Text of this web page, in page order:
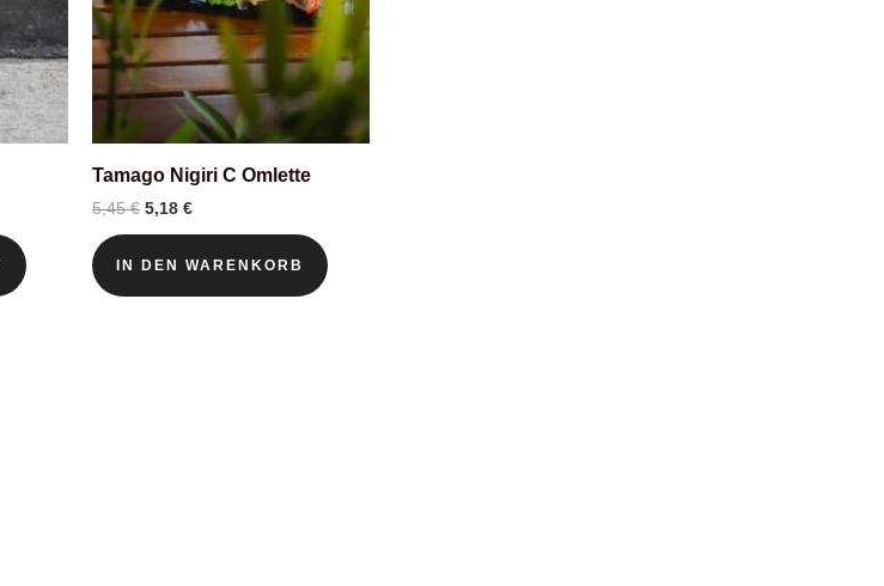
Tamago Nigiri C Omlette
5,45€ Ursprünglicher
5,45 €
5,18 €Aktueller
5,18 €.
IN DEN WARENKORB